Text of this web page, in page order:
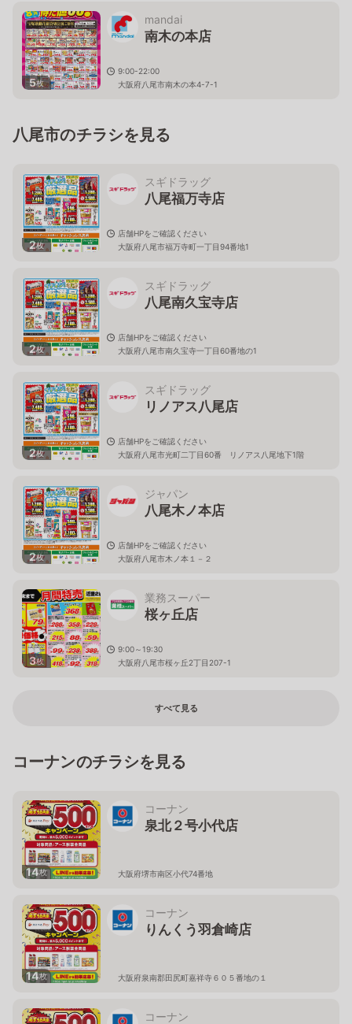
5枚
mandai
南木の本店
9:00-22:00
大阪府八尾市南木の本4-7-1
八尾市のチラシを見る
2枚
スギドラッグ
八尾福万寺店
店舗HPをご確認ください
大阪府八尾市福万寺町一丁目94番地1
2枚
スギドラッグ
八尾南久宝寺店
店舗HPをご確認ください
大阪府八尾市南久宝寺一丁目60番地の1
2枚
スギドラッグ
リノアス八尾店
店舗HPをご確認ください
大阪府八尾市光町二丁目60番 リノアス八尾地下1階
2枚
ジャパン
八尾木ノ本店
店舗HPをご確認ください
大阪府八尾市木ノ本１－２
3枚
業務スーパー
桜ヶ丘店
9:00～19:30
大阪府八尾市桜ヶ丘2丁目207-1
すべて見る
コーナンのチラシを見る
14枚
コーナン
泉北２号小代店
大阪府堺市南区小代74番地
14枚
コーナン
りんくう羽倉崎店
大阪府泉南郡田尻町嘉祥寺６０５番地の１
コーナン